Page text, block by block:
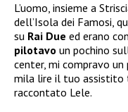
L’uomo, insieme a
dell’Isola dei Famosi,
su Rai Due ed erano
pilotavo un pochino
center, mi compravo un
mila lire il tuo assistito
raccontato Lele.